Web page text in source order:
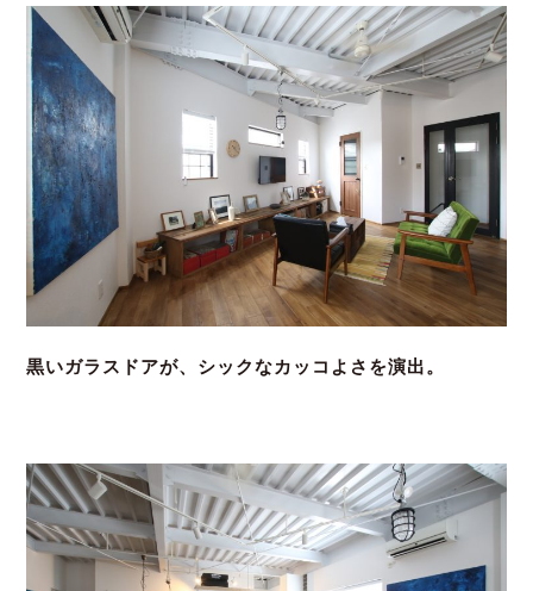
黒いガラスドアが、シックなカッコよさを演出。